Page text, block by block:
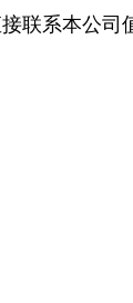
联系本公司